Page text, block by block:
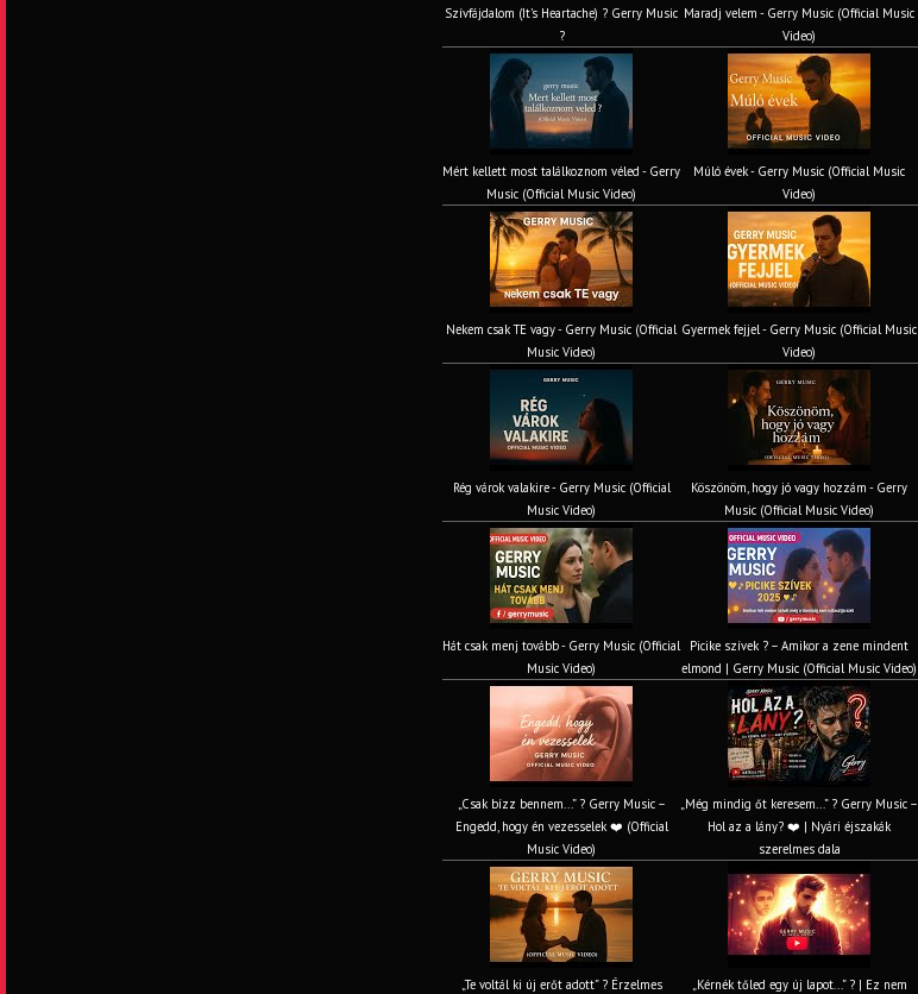
Szívfájdalom (It’s Heartache) ? Gerry Music
?
Maradj velem - Gerry Music (Official Music
Video)
Mért kellett most találkoznom véled - Gerry
Music (Official Music Video)
Múló évek - Gerry Music (Official Music
Video)
Nekem csak TE vagy - Gerry Music (Official
Music Video)
Gyermek fejjel - Gerry Music (Official Music
Video)
Rég várok valakire - Gerry Music (Official
Music Video)
Köszönöm, hogy jó vagy hozzám - Gerry
Music (Official Music Video)
Hát csak menj tovább - Gerry Music (Official
Music Video)
Picike szívek ? – Amikor a zene mindent
elmond | Gerry Music (Official Music Video)
„Csak bízz bennem...” ? Gerry Music –
Engedd, hogy én vezesselek ❤️ (Official
Music Video)
„Még mindig őt keresem...” ? Gerry Music –
Hol az a lány? ❤️ | Nyári éjszakák
szerelmes dala
„Te voltál ki új erőt adott” ? Érzelmes „Kérnék tőled egy új lapot...” ? | Ez nem